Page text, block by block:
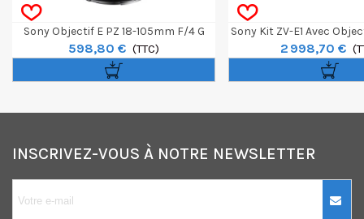
Sony Objectif E PZ 18-105mm F/4 G
OSS
598,80 € (TTC)
Sony Kit ZV-E1 Avec
F/4-5.6
2 998,70 €
INSCRIVEZ-VOUS À NOTRE NEWSLETTER
10€ OFFERTS sur
votre premier